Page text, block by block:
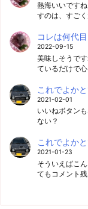
熱海いいです
すのは、すご
コレは何代
2022-09-15
美味しそうで
ているだけで
これでよか
2021-02-01
いいねボタン
ない？
これでよか
2021-01-23
そういえばこ
てもコメント